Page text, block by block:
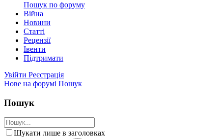
Пошук по форуму
Війна
Новини
Статті
Рецензії
Івенти
Підтримати
Увійти Реєстрація
Нове на форумі Пошук
Пошук
Шукати лише в заголовках